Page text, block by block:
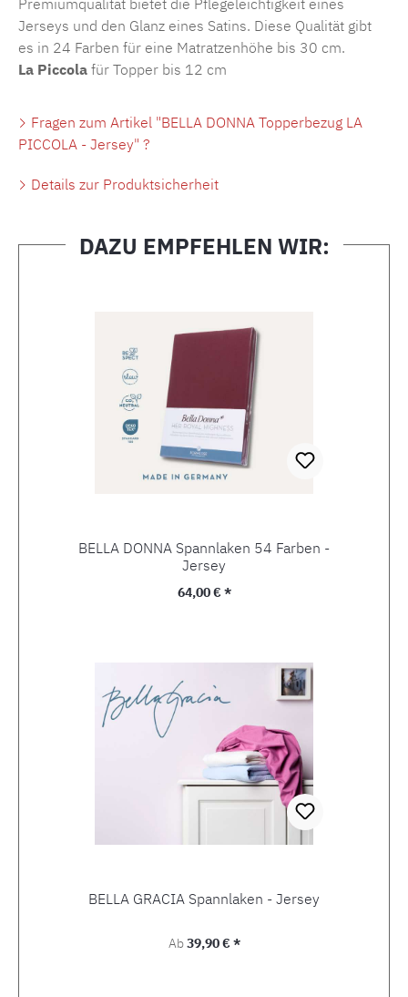
Premiumqualität bietet die Pflegeleichtigkeit eines
Jerseys und den Glanz eines Satins. Diese Qualität gibt
es in 24 Farben für eine Matratzenhöhe bis 30 cm.
La Piccola für Topper bis 12 cm
Fragen zum Artikel "BELLA DONNA Topperbezug LA
PICCOLA - Jersey" ?
Details zur Produktsicherheit
DAZU EMPFEHLEN WIR:
BELLA DONNA Spannlaken 54 Farben -
Jersey
Regulärer Preis:
64,00 € *
BELLA GRACIA Spannlaken - Jersey
Regulärer Preis:
Ab39,90 € *